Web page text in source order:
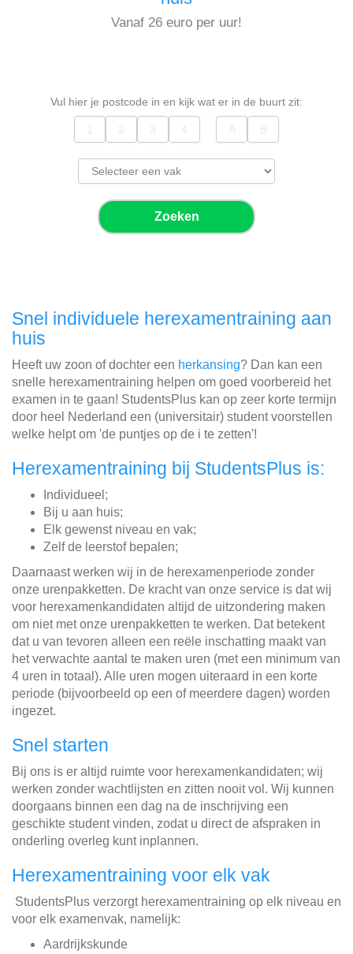
Vanaf 26 euro per uur!
Vul hier je postcode in en kijk wat er in de buurt zit:
Zoeken
Snel individuele herexamentraining aan
huis
Heeft uw zoon of dochter een herkansing? Dan kan een
snelle herexamentraining helpen om goed voorbereid het
examen in te gaan! StudentsPlus kan op zeer korte termijn
door heel Nederland een (universitair) student voorstellen
welke helpt om 'de puntjes op de i te zetten'!
Herexamentraining bij StudentsPlus is:
Individueel;
Bij u aan huis;
Elk gewenst niveau en vak;
Zelf de leerstof bepalen;
Daarnaast werken wij in de herexamenperiode zonder
onze urenpakketten. De kracht van onze service is dat wij
voor herexamenkandidaten altijd de uitzondering maken
om niet met onze urenpakketten te werken. Dat betekent
dat u van tevoren alleen een reële inschatting maakt van
het verwachte aantal te maken uren (met een minimum van
4 uren in totaal). Alle uren mogen uiteraard in een korte
periode (bijvoorbeeld op een of meerdere dagen) worden
ingezet.
Snel starten
Bij ons is er altijd ruimte voor herexamenkandidaten; wij
werken zonder wachtlijsten en zitten nooit vol. Wij kunnen
doorgaans binnen een dag na de inschrijving een
geschikte student vinden, zodat u direct de afspraken in
onderling overleg kunt inplannen.
Herexamentraining voor elk vak
StudentsPlus verzorgt herexamentraining op elk niveau en
voor elk examenvak, namelijk:
Aardrijkskunde